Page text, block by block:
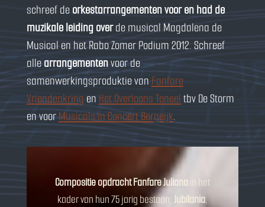
schreef de orkestarrangementen voor en had de
muzikale leiding overde musical Magdalena de
Musical en het Rabo Zomer Podium 2012. Schreef
allearrangementenvoor de
samenwerkingsproduktie van Fanfare
Vriendenkring en Het Overloons Toneel tbv De Storm
en voorMusicals in Concert Bergeijk.
Compositie opdracht Fanfare Juliana in het
kader van hun 75 jarig bestaan; Jubilania,